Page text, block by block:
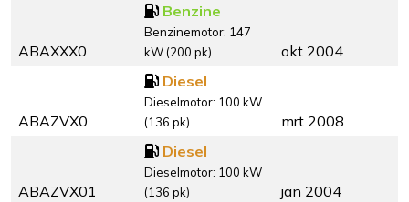
ABAXXX0
Benzine
Benzinemotor: 147
kW (200 pk)
okt 2004
ABAZVX0
Diesel
Dieselmotor: 100 kW
(136 pk)
mrt 2008
ABAZVX01
Diesel
Dieselmotor: 100 kW
(136 pk)
jan 2004